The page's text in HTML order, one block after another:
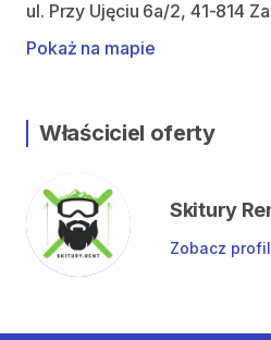
ul. Przy Ujęciu 6a/2, 41-814
Pokaż na mapie
Właściciel oferty
Skitury
Zobacz profil